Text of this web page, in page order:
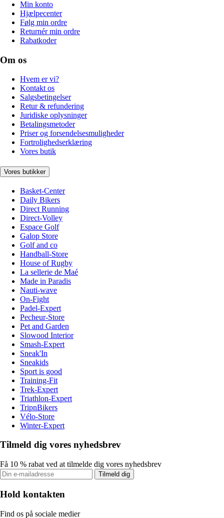
Min konto
Hjælpecenter
Følg min ordre
Returnér min ordre
Rabatkoder
Om os
Hvem er vi?
Kontakt os
Salgsbetingelser
Retur & refundering
Juridiske oplysninger
Betalingsmetoder
Priser og forsendelsesmuligheder
Fortrolighedserklæring
Vores butik
Vores butikker
Basket-Center
Daily Bikers
Direct Running
Direct-Volley
Espace Golf
Galop Store
Golf and co
Handball-Store
House of Rugby
La sellerie de Maé
Made in Paradis
Nauti-wave
On-Fight
Padel-Expert
Pecheur-Store
Pet and Garden
Slowood Interior
Smash-Expert
Sneak'In
Sneakids
Sport is good
Training-Fit
Trek-Expert
Triathlon-Expert
TripnBikers
Vélo-Store
Winter-Expert
Tilmeld dig vores nyhedsbrev
Få 10 % rabat ved at tilmelde dig vores nyhedsbrev
Tilmeld dig
Hold kontakten
Find os på sociale medier